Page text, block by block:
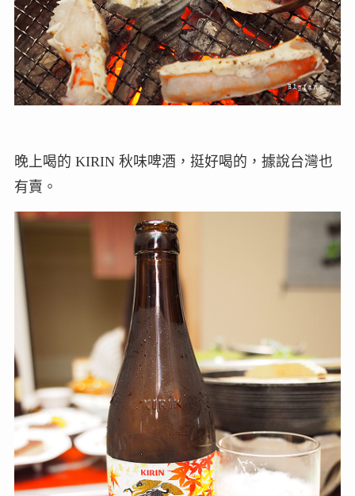
晚上喝的 KIRIN 秋味啤酒，挺好喝的，據說台灣也
有賣。